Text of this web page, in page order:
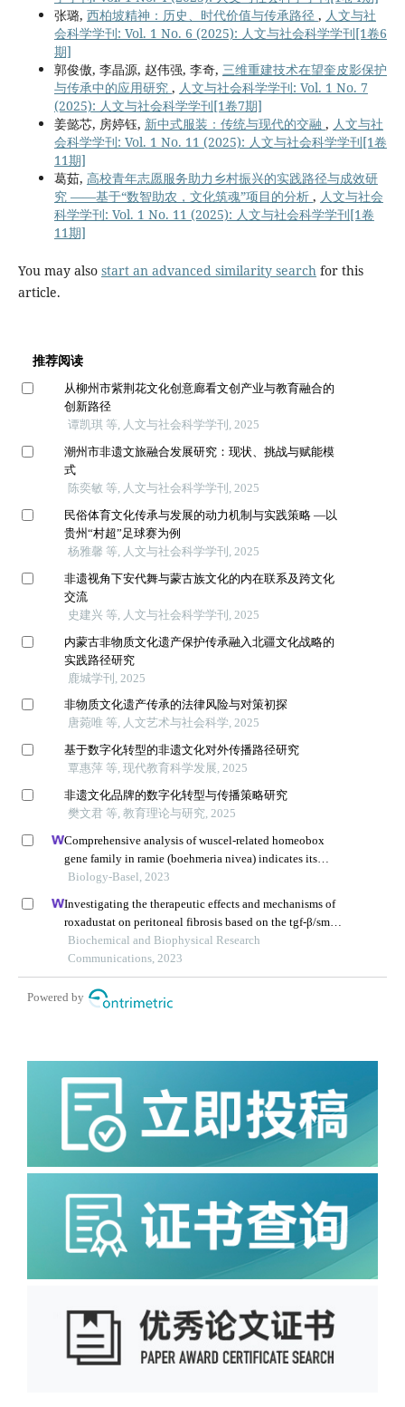
张璐, 西柏坡精神：历史、时代价值与传承路径 , 人文与社
会科学学刊: Vol. 1 No. 6 (2025): 人文与社会科学学刊[1卷6
期]
郭俊傲, 李晶源, 赵伟强, 李奇, 三维重建技术在望奎皮影保护
与传承中的应用研究 , 人文与社会科学学刊: Vol. 1 No. 7
(2025): 人文与社会科学学刊[1卷7期]
姜懿芯, 房婷钰, 新中式服装：传统与现代的交融 , 人文与社
会科学学刊: Vol. 1 No. 11 (2025): 人文与社会科学学刊[1卷
11期]
葛茹, 高校青年志愿服务助力乡村振兴的实践路径与成效研
究 ——基于“数智助农，文化筑魂”项目的分析 , 人文与社会
科学学刊: Vol. 1 No. 11 (2025): 人文与社会科学学刊[1卷
11期]
You may also start an advanced similarity searchfor this
article.
推荐阅读
从柳州市紫荆花文化创意廊看文创产业与教育融合的
创新路径
谭凯琪 等, 人文与社会科学学刊, 2025
潮州市非遗文旅融合发展研究：现状、挑战与赋能模
式
陈奕敏 等, 人文与社会科学学刊, 2025
民俗体育文化传承与发展的动力机制与实践策略 —以
贵州“村超”足球赛为例
杨雅馨 等, 人文与社会科学学刊, 2025
非遗视角下安代舞与蒙古族文化的内在联系及跨文化
交流
史建兴 等, 人文与社会科学学刊, 2025
内蒙古非物质文化遗产保护传承融入北疆文化战略的
实践路径研究
鹿城学刊, 2025
非物质文化遗产传承的法律风险与对策初探
唐菀唯 等, 人文艺术与社会科学, 2025
基于数字化转型的非遗文化对外传播路径研究
覃惠萍 等, 现代教育科学发展, 2025
非遗文化品牌的数字化转型与传播策略研究
樊文君 等, 教育理论与研究, 2025
Comprehensive analysis of wuscel-related homeobox
gene family in ramie (boehmeria nivea) indicates its
potential role in adventitious root development
Biology-Basel, 2023
Investigating the therapeutic effects and mechanisms of
roxadustat on peritoneal fibrosis based on the tgf-β/smad
pathway
Biochemical and Biophysical Research
Communications, 2023
Powered by